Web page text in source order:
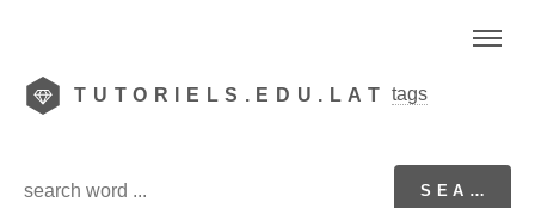
TUTORIELS.EDU.LAT tags